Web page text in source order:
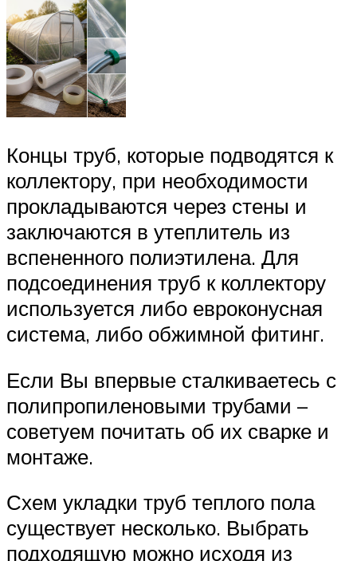
Концы труб, которые подводятся к
коллектору, при необходимости
прокладываются через стены и
заключаются в утеплитель из
вспененного полиэтилена. Для
подсоединения труб к коллектору
используется либо евроконусная
система, либо обжимной фитинг.
Если Вы впервые сталкиваетесь с
полипропиленовыми трубами –
советуем почитать об их сварке и
монтаже.
Схем укладки труб теплого пола
существует несколько. Выбрать
подходящую можно исходя из